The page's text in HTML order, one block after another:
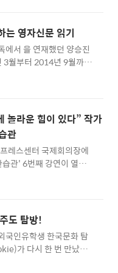
니다. 이런 연유로 나온
김치인데요. 겨우내 먹을
'겨울의 반 양식'이라 할
상하지 못했던 일일 듯합
든 것이 모바일 기기로
에서, 방송 서비스에 있어
기반한 디지털 플랫폼은
휘하고 있습니다. 디지털
방송 사업자들은 제로TV,
용어들에 점점 더 익숙해
사들의 적극적 대응 시작
는 영자신문 읽기
에서 을 연재했던 양승진
3월부터 2014년 9월까지
시리즈를 쓰면서 스스로
습니다. 기존의 시리즈는
전반적인 이론과 노하우
다루었다고 생각합니다.
, 학습 방법 등에 대해서
이론적인 부분도 논의를
장인 독자의 수준을 감안
미있는 내용 중심으로 영
록 하겠습니다. 청소년 독
놀라운 힘이 있다” 작가
관
레스센터 국제회의장에
관' 6번째 강연이 열렸습
은 ‘소년이 온다’, ‘바람
. 등단 이후 꾸준하게 작품
재는 대학 강단에서 학생
다. 특히 한강 작가는
’으로 ‘이상문학상’ 대상
1970년대생 작가로는
도 탐방!
국인유학생 한국문화 탐
가 다시 한 번 만났습
드축제에 이어 이번에는